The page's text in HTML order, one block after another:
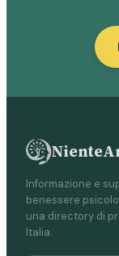
Informazione e
benessere
una directory di
Italia.